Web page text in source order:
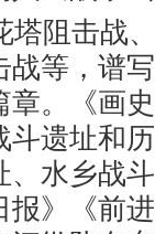
阻击战
等，谱
。《画
遗址和
水乡战
》《前